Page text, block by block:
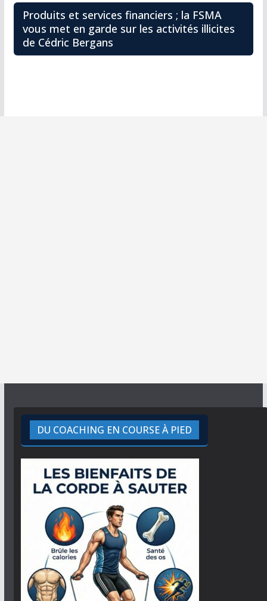
Produits et services financiers ; la FSMA
vous met en garde sur les activités illicites
de Cédric Bergans
DU COACHING EN COURSE À PIED